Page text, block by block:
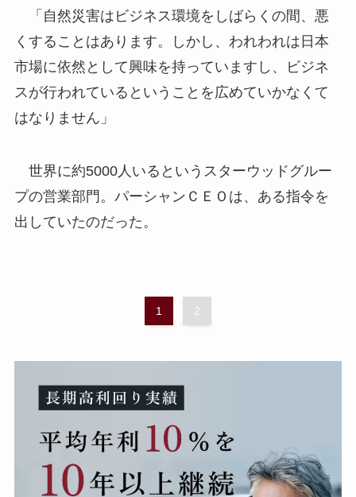
「自然災害はビジネス環境をしばらくの間、悪
くすることはあります。しかし、われわれは日本
市場に依然として興味を持っていますし、ビジネ
スが行われているということを広めていかなくて
はなりません」
世界に約5000人いるというスターウッドグルー
プの営業部門。パーシャンＣＥＯは、ある指令を
出していたのだった。
1 2